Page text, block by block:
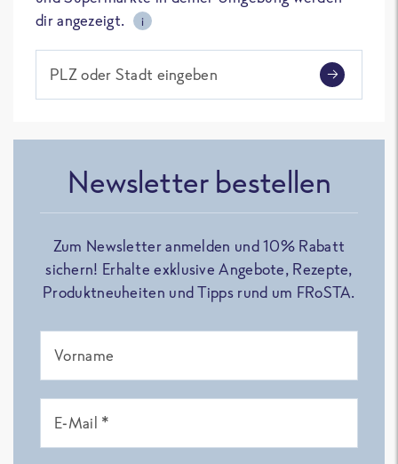
dir angezeigt.
i
PLZ oder Stadt eingeben
Newsletter bestellen
Zum Newsletter anmelden und 10% Rabatt
sichern! Erhalte exklusive Angebote, Rezepte,
Produktneuheiten und Tipps rund um FRoSTA.
Vorname
E-Mail *